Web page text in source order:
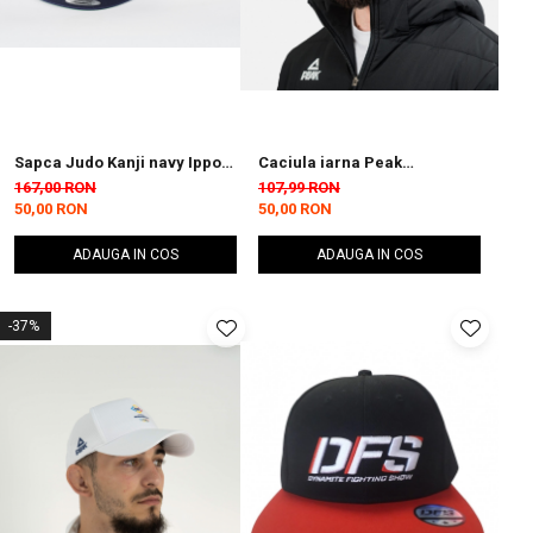
Sapca Judo Kanji navy Ippon
Gear
167,00 RON
50,00 RON
ADAUGA IN COS
Caciula iarna Peak
TeamRomania20 Galben
107,99 RON
50,00 RON
ADAUGA IN COS
-37%